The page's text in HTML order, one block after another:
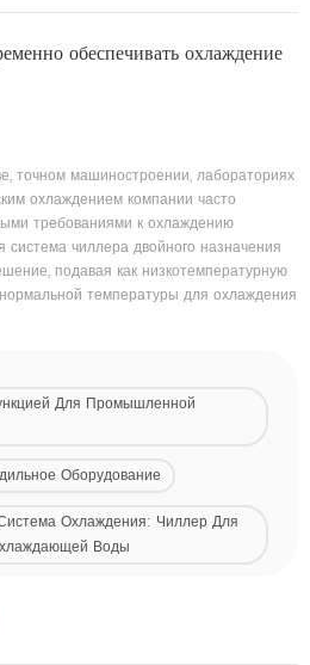
обеспечивать охлаждение
точном машиностроении, лабораториях
охлаждением компании часто
требованиями к охлаждению
чиллера двойного назначения
подавая как низкотемпературную
температуры для охлаждения
Для Промышленной
Оборудование
Охлаждения: Чиллер Для
Воды